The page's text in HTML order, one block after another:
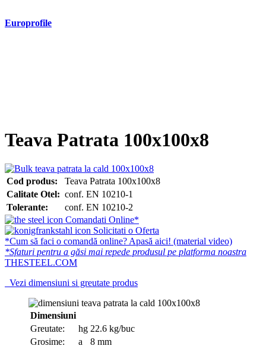
Europrofile
Teava Patrata 100x100x8
Cod produs:
Teava Patrata 100x100x8
Calitate Otel: conf. EN 10210-1
Tolerante:
conf. EN 10210-2
Comandati Online*
Solicitati o Oferta
*Cum să faci o comandă online? Apasă aici! (material video)
*Sfaturi pentru a găsi mai repede produsul pe platforma noastra
THESTEEL.COM
Vezi dimensiuni si greutate produs
Dimensiuni
Greutate:
hg 22.6 kg/buc
Grosime:
a
8 mm